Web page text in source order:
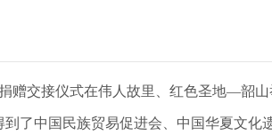
赠交接仪式在伟人故里、红色圣地—韶
了中国民族贸易促进会、中国华夏文化